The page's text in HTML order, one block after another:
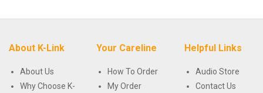
About K-Link
About Us
Why Choose K-
Your Careline
How To Order
My Order
Helpful Links
Audio Store
Contact Us